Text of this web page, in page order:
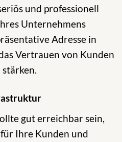
und professionell
Unternehmens
Adresse in
Vertrauen von Kunden
gut erreichbar sein,
Ihre Kunden und